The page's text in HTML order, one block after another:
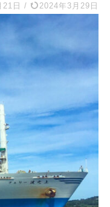
21日 / 2024年3月29日